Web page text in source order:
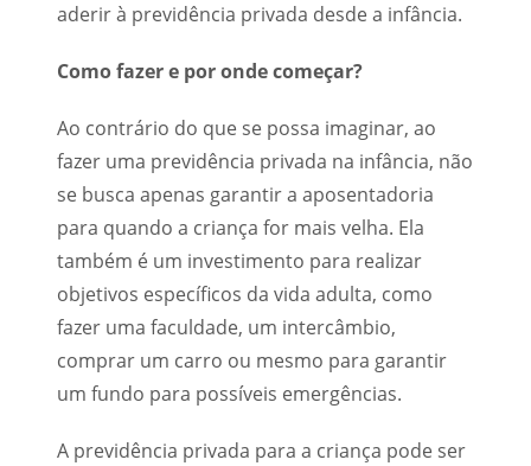
aderir à previdência privada desde a infância.
Como fazer e por onde começar?
Ao contrário do que se possa imaginar, ao
fazer uma previdência privada na infância, não
se busca apenas garantir a aposentadoria
para quando a criança for mais velha. Ela
também é um investimento para realizar
objetivos específicos da vida adulta, como
fazer uma faculdade, um intercâmbio,
comprar um carro ou mesmo para garantir
um fundo para possíveis emergências.
A previdência privada para a criança pode ser